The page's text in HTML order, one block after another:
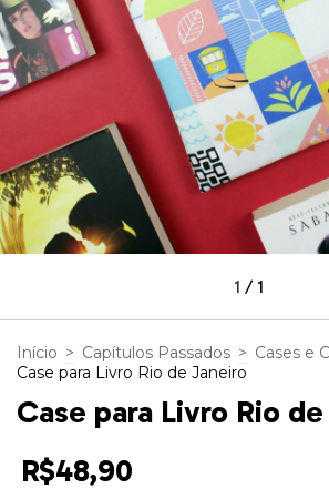
1 / 1
Início > Capítulos Passados > Cases e
Case para Livro Rio de Janeiro
Case para Livro Rio
R$48,90